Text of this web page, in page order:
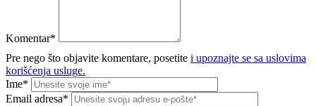
Komentar*
Pre nego što objavite komentare, posetite i upoznajte se sa uslovima
korišćenja usluge.
Ime*
Email adresa*